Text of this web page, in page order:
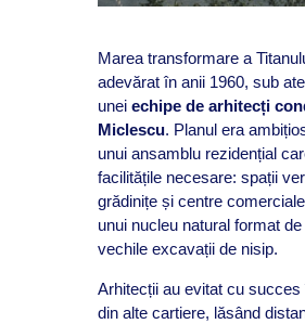
Marea transformare a
adevărat în anii 1960, sub
unei echipe de arhitecți
Miclescu. Planul era
unui ansamblu rezidențial
facilitățile necesare: spații
grădinițe și centre
unui nucleu natural format
vechile excavații de nisip.
Arhitecții au evitat cu
din alte cartiere, lăsând